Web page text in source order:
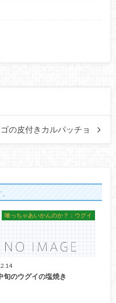
の皮付きカルパッチョ
喰っちゃあいかんのか？：ウグイ
旬のウグイの塩焼き